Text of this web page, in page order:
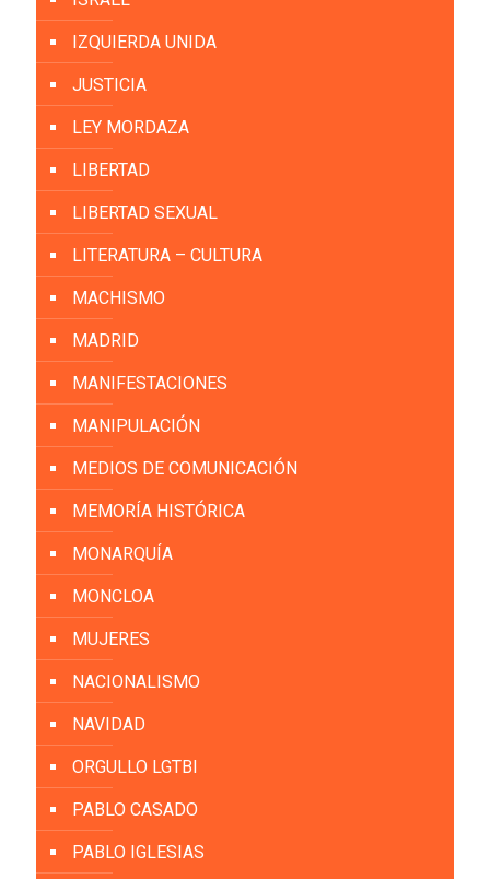
IZQUIERDA UNIDA
JUSTICIA
LEY MORDAZA
LIBERTAD
LIBERTAD SEXUAL
LITERATURA – CULTURA
MACHISMO
MADRID
MANIFESTACIONES
MANIPULACIÓN
MEDIOS DE COMUNICACIÓN
MEMORÍA HISTÓRICA
MONARQUÍA
MONCLOA
MUJERES
NACIONALISMO
NAVIDAD
ORGULLO LGTBI
PABLO CASADO
PABLO IGLESIAS